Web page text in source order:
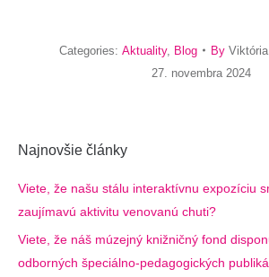
Categories: Aktuality, Blog By
27. novembra 2024
Najnovšie články
Viete, že našu stálu interaktívnu expozíciu
zaujímavú aktivitu venovanú chuti?
Viete, že náš múzejný knižničný fond
odborných špeciálno-pedagogických